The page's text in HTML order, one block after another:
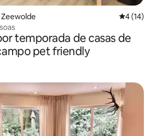
Zeewolde 4 de uma
4 (14)
temporada de casas de
pet friendly